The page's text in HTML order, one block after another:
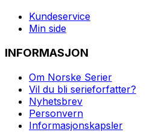
Kundeservice
Min side
INFORMASJON
Om Norske Serier
Vil du bli serieforfatter?
Nyhetsbrev
Personvern
Informasjonskapsler